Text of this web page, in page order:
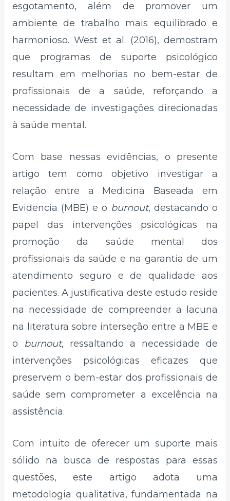
esgotamento, além de promover um
ambiente de trabalho mais equilibrado e
harmonioso. West et al. (2016), demostram
que programas de suporte psicológico
resultam em melhorias no bem-estar de
profissionais de a saúde, reforçando a
necessidade de investigações direcionadas
à saúde mental.
Com base nessas evidências, o presente
artigo tem como objetivo investigar a
relação entre a Medicina Baseada em
Evidencia (MBE) e o burnout, destacando o
papel das intervenções psicológicas na
promoção da saúde mental dos
profissionais da saúde e na garantia de um
atendimento seguro e de qualidade aos
pacientes. A justificativa deste estudo reside
na necessidade de compreender a lacuna
na literatura sobre interseção entre a MBE e
o burnout, ressaltando a necessidade de
intervenções psicológicas eficazes que
preservem o bem-estar dos profissionais de
saúde sem comprometer a excelência na
assistência.
Com intuito de oferecer um suporte mais
sólido na busca de respostas para essas
questões, este artigo adota uma
metodologia qualitativa, fundamentada na